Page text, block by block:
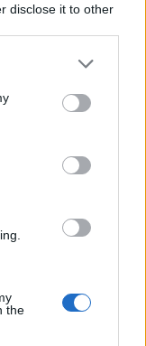
disclose it to other
the